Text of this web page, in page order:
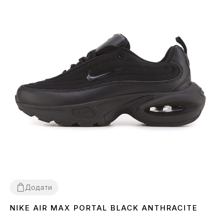
Додати
NIKE AIR MAX PORTAL BLACK ANTHRACITE